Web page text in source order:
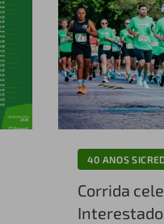
40 ANOS
Corrida